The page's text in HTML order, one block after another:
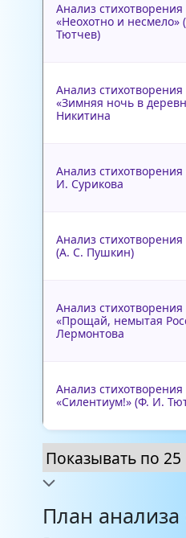
Анализ стихотворения
«Неохотно и несмело»
Тютчев)
Анализ стихотворения
«Зимняя ночь в
Никитина
Анализ
И. Сурикова
Анализ
(А. С. Пушкин)
Анализ стихотворения
«Прощай, немытая
Лермонтова
Анализ стихотворения
«Силентиум!» (Ф. И.
План анализа